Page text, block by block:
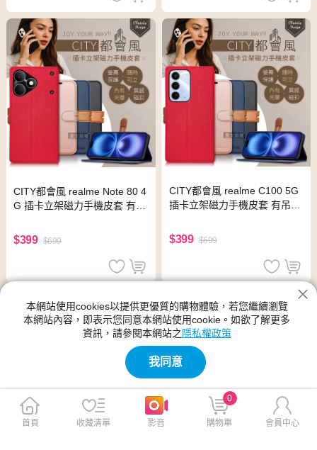
CITY都會風 realme Note 80 4
G 插卡立架磁力手機皮套 有吊
$399 $699
CITY都會風 realme C100 5G
插卡立架磁力手機皮套 有吊飾
$399 $699
本網站使用cookies以提供更優質的購物體驗，若您繼續瀏覽
本網站內容，即表示您同意本網站使用cookie。如欲了解更多
資訊，請參閱本網站之 隱私權政策
我同意
首頁 收藏清單 影音 購物車
0
會員中心